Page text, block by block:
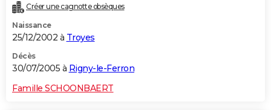
Créer une cagnotte obsèques
Naissance
25/12/2002 à Troyes
Décès
30/07/2005 à Rigny-le-Ferron
Famille SCHOONBAERT